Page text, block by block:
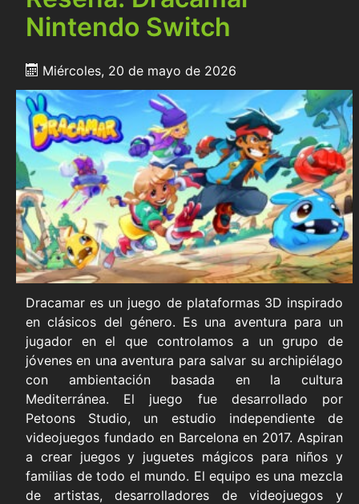
Nintendo Switch
Miércoles, 20 de mayo de 2026
Dracamar es un juego de plataformas 3D inspirado
en clásicos del género. Es una aventura para un
jugador en el que controlamos a un grupo de
jóvenes en una aventura para salvar su archipiélago
con ambientación basada en la cultura
Mediterránea. El juego fue desarrollado por
Petoons Studio, un estudio independiente de
videojuegos fundado en Barcelona en 2017. Aspiran
a crear juegos y juguetes mágicos para niños y
familias de todo el mundo. El equipo es una mezcla
de artistas, desarrolladores de videojuegos y